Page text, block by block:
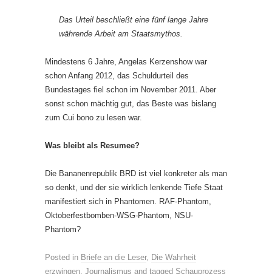
Das Urteil beschließt eine fünf lange Jahre
währende Arbeit am Staatsmythos.
Mindestens 6 Jahre, Angelas Kerzenshow war
schon Anfang 2012, das Schuldurteil des
Bundestages fiel schon im November 2011. Aber
sonst schon mächtig gut, das Beste was bislang
zum Cui bono zu lesen war.
Was bleibt als Resumee?
Die Bananenrepublik BRD ist viel konkreter als man
so denkt, und der sie wirklich lenkende Tiefe Staat
manifestiert sich in Phantomen. RAF-Phantom,
Oktoberfestbomben-WSG-Phantom, NSU-
Phantom?
Posted in Briefe an die Leser, Die Wahrheit
erzwingen, Journalismus and tagged Schauprozess